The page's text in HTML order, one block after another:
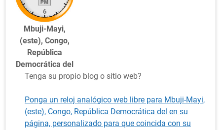
Mbuji-Mayi,
(este), Congo,
República
Democrática del
Tenga su propio blog o sitio web?
Ponga un reloj analógico web libre para Mbuji-Mayi,
(este), Congo, República Democrática del en su
página, personalizado para que coincida con su